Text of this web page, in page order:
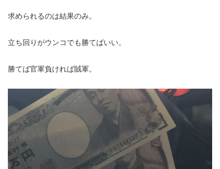
求められるのは結果のみ。
立ち回りがウンコでも勝てばいい。
勝てば官軍負ければ賊軍。